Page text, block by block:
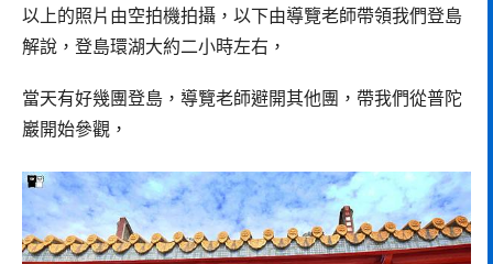
以上的照片由空拍機拍攝，以下由導覽老師帶領我們登島
解說，登島環湖大約二小時左右，
當天有好幾團登島，導覽老師避開其他團，帶我們從普陀
巖開始參觀，